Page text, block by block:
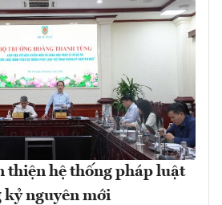
thiện hệ thống pháp luật
nguyên mới